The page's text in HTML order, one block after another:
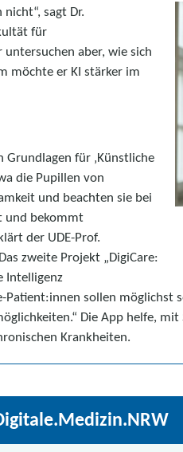
nicht“, sagt Dr.
für
untersuchen aber, wie sich
möchte er KI stärker im
Grundlagen für ‚Künstliche
die Pupillen von
und beachten sie bei
und bekommt
der UDE-Prof.
zweite Projekt „DigiCare:
Intelligenz
sollen
Die App helfe,
Krankheiten.